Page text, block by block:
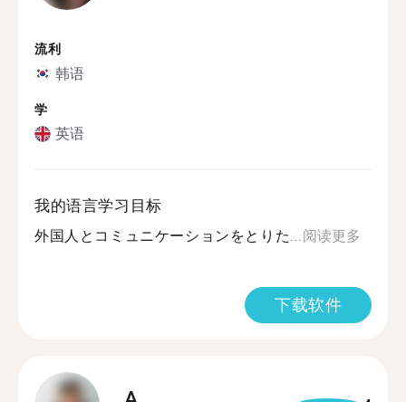
流利
韩语
学
英语
我的语言学习目标
外国人とコミュニケーションをとりた...阅读更多
下载软件